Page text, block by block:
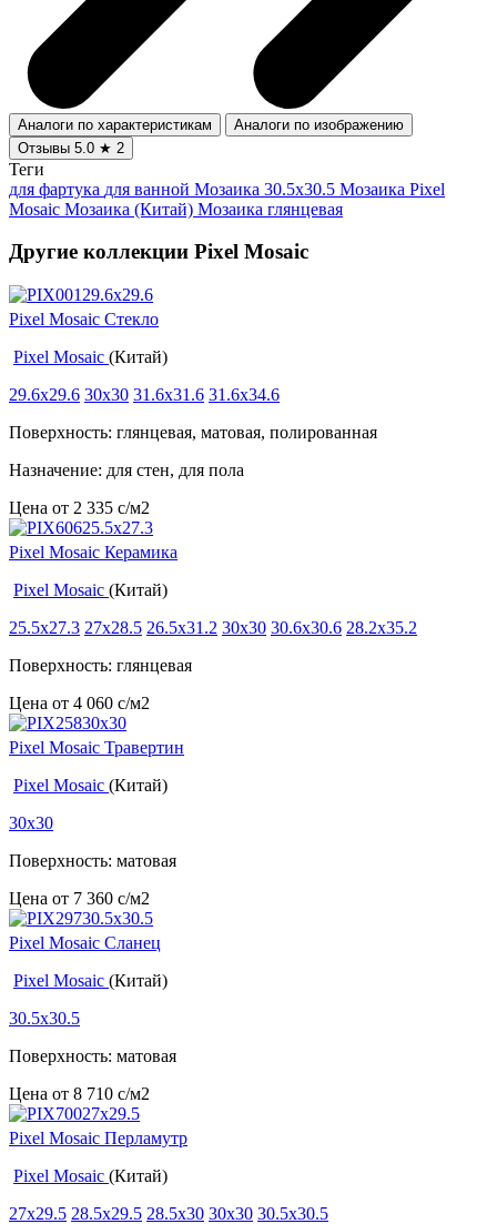
Аналоги по характеристикам
Аналоги по изображению
Отзывы 5.0 ★ 2
Теги
для фартука для ванной Мозаика 30.5x30.5 Мозаика Pixel
Mosaic Мозаика (Китай) Мозаика глянцевая
Другие коллекции Pixel Mosaic
Pixel Mosaic Стекло
Pixel Mosaic (Китай)
29.6x29.6 30x30 31.6x31.6 31.6x34.6
Поверхность: глянцевая, матовая, полированная
Назначение: для стен, для пола
Цена от 2 335 c/м2
Pixel Mosaic Керамика
Pixel Mosaic (Китай)
25.5x27.3 27x28.5 26.5x31.2 30x30 30.6x30.6 28.2x35.2
Поверхность: глянцевая
Цена от 4 060 c/м2
Pixel Mosaic Травертин
Pixel Mosaic (Китай)
30x30
Поверхность: матовая
Цена от 7 360 c/м2
Pixel Mosaic Сланец
Pixel Mosaic (Китай)
30.5x30.5
Поверхность: матовая
Цена от 8 710 c/м2
Pixel Mosaic Перламутр
Pixel Mosaic (Китай)
27x29.5 28.5x29.5 28.5x30 30x30 30.5x30.5